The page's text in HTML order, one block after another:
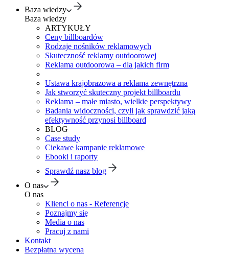
Baza wiedzy
Baza wiedzy
ARTYKUŁY
Ceny billboardów
Rodzaje nośników reklamowych
Skuteczność reklamy outdoorowej
Reklama outdoorowa – dla jakich firm
Ustawa krajobrazowa a reklama zewnętrzna
Jak stworzyć skuteczny projekt billboardu
Reklama – małe miasto, wielkie perspektywy
Badania widoczności, czyli jak sprawdzić jaką
efektywność przynosi billboard
BLOG
Case study
Ciekawe kampanie reklamowe
Ebooki i raporty
Sprawdź nasz blog
O nas
O nas
Klienci o nas - Referencje
Poznajmy się
Media o nas
Pracuj z nami
Kontakt
Bezpłatna wycena